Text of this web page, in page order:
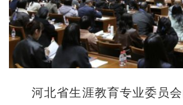
河北省生涯教育专业委员